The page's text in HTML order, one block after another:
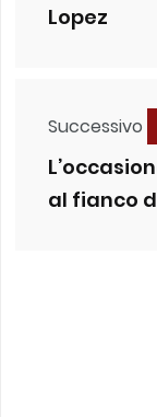
Lopez
Successivo
al fianco